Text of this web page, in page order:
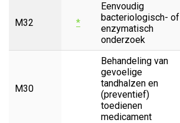
M32 *
Eenvoudig
bacteriologisch- of
enzymatisch
onderzoek
M30
Behandeling van
gevoelige
tandhalzen en
(preventief)
toedienen
medicament